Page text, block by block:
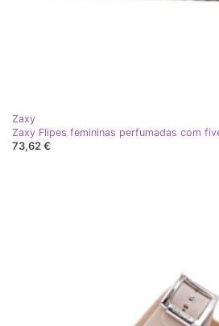
Zaxy
73,62 €